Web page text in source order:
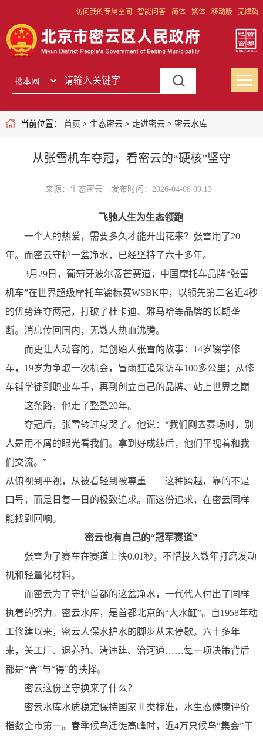
访问我的专属空间 智能问答 简体 繁体 移动版 无障碍
当前位置： 首页 > 生态密云> 走进密云> 密云水库
从张雪机车夺冠，看密云的“硬核”坚守
来源：生态密云 发布时间：2026-04-08 09:13
飞驰人生为生态领跑
一个人的热爱，需要多久才能开出花来？张雪用了20
年。而密云守护一盆净水，已经坚持了六十多年。
3月29日，葡萄牙波尔蒂芒赛道，中国摩托车品牌“张雪
机车”在世界超级摩托车锦标赛WSBK中，以领先第二名近4秒
的优势连夺两冠，打破了杜卡迪、雅马哈等品牌的长期垄
断。消息传回国内，无数人热血沸腾。
而更让人动容的，是创始人张雪的故事：14岁辍学修
车，19岁为争取一次机会，冒雨狂追采访车100多公里；从修
车铺学徒到职业车手，再到创立自己的品牌、站上世界之巅
——这条路，他走了整整20年。
夺冠后，张雪转过身哭了。他说：“我们刚去赛场时，别
人是用不屑的眼光看我们。拿到好成绩后，他们平视着和我
们交流。”
从俯视到平视，从被看轻到被尊重——这种跨越，靠的不是
口号，而是日复一日的极致追求。而这份追求， 在密云同样
能找到回响。
密云也有自己的“冠军赛道”
张雪为了赛车在赛道上快0.01秒，不惜投入数年打磨发动
机和轻量化材料。
而密云为了守护首都的这盆净水，一代代人付出了同样
执着的努力。 密云水库，是首都北京的“大水缸”。自1958年动
工修建以来，密云人保水护水的脚步从未停歇。六十多年
来，关工厂、退养殖、清违建、治河道……每一项决策背后
都是“舍”与“得”的抉择。
密云这份坚守换来了什么？
密云水库水质稳定保持国家Ⅱ类标准，水生态健康评价
指数全市第一。春季候鸟迁徙高峰时，近4万只候鸟“集会”于